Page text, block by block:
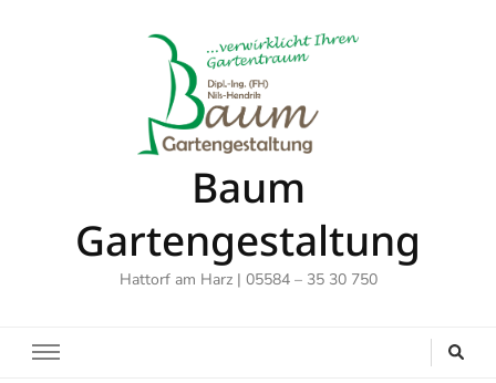
Baum
Gartengestaltung
Hattorf am Harz | 05584 – 35 30 750